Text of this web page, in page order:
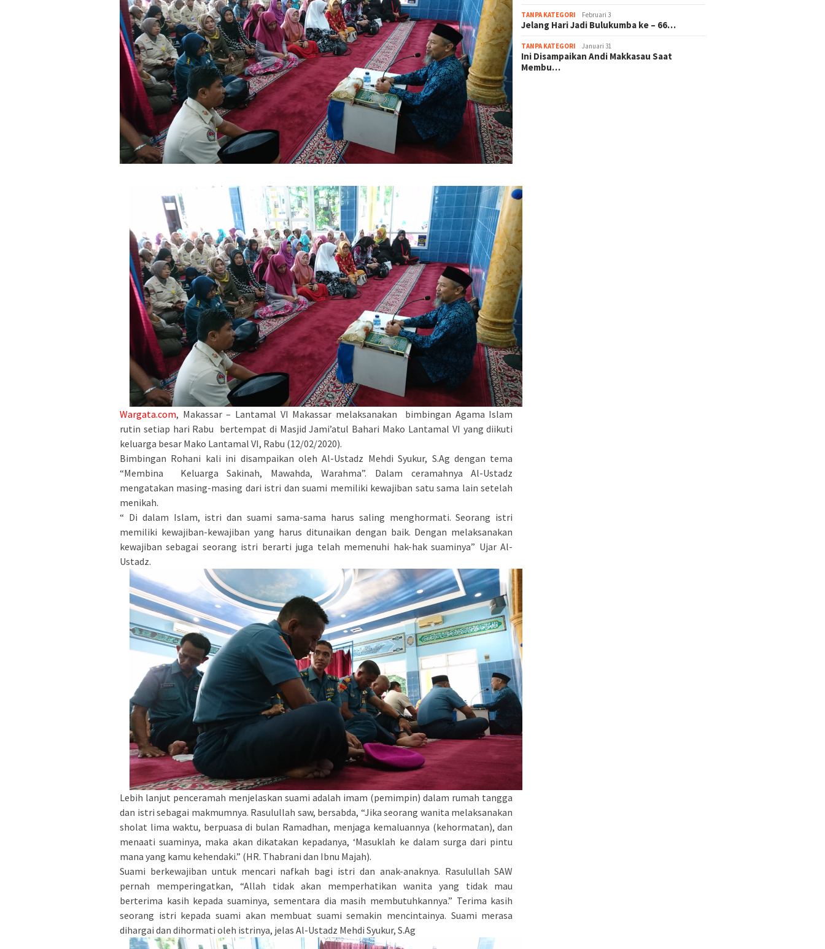
Wargata.com, Makassar – Lantamal VI Makassar melaksanakan bimbingan Agama Islam
rutin setiap hari Rabu bertempat di Masjid Jami’atul Bahari Mako Lantamal VI yang diikuti
keluarga besar Mako Lantamal VI, Rabu (12/02/2020).
Bimbingan Rohani kali ini disampaikan oleh Al-Ustadz Mehdi Syukur, S.Ag dengan tema
“Membina Keluarga Sakinah, Mawahda, Warahma”. Dalam ceramahnya Al-Ustadz
mengatakan masing-masing dari istri dan suami memiliki kewajiban satu sama lain setelah
menikah.
“ Di dalam Islam, istri dan suami sama-sama harus saling menghormati. Seorang istri
memiliki kewajiban-kewajiban yang harus ditunaikan dengan baik. Dengan melaksanakan
kewajiban sebagai seorang istri berarti juga telah memenuhi hak-hak suaminya” Ujar Al-
Ustadz.
Lebih lanjut penceramah menjelaskan suami adalah imam (pemimpin) dalam rumah tangga
dan istri sebagai makmumnya. Rasulullah saw, bersabda, “Jika seorang wanita melaksanakan
sholat lima waktu, berpuasa di bulan Ramadhan, menjaga kemaluannya (kehormatan), dan
menaati suaminya, maka akan dikatakan kepadanya, ‘Masuklah ke dalam surga dari pintu
mana yang kamu kehendaki.” (HR. Thabrani dan Ibnu Majah).
Suami berkewajiban untuk mencari nafkah bagi istri dan anak-anaknya. Rasulullah SAW
pernah memperingatkan, “Allah tidak akan memperhatikan wanita yang tidak mau
berterima kasih kepada suaminya, sementara dia masih membutuhkannya.” Terima kasih
seorang istri kepada suami akan membuat suami semakin mencintainya. Suami merasa
dihargai dan dihormati oleh istrinya, jelas Al-Ustadz Mehdi Syukur, S.Ag
TANPA KATEGORI Februari 3
Jelang Hari Jadi Bulukumba ke – 66…
TANPA KATEGORI Januari 31
Ini Disampaikan Andi Makkasau Saat
Membu…
pakar pola gacor slot online